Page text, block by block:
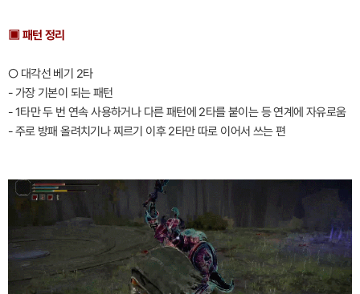
▣ 패턴 정리
○ 대각선 베기 2타
- 가장 기본이 되는 패턴
- 1타만 두 번 연속 사용하거나 다른 패턴에 2타를 붙이는 등 연계에 자유로움
- 주로 방패 올려치기나 찌르기 이후 2타만 따로 이어서 쓰는 편